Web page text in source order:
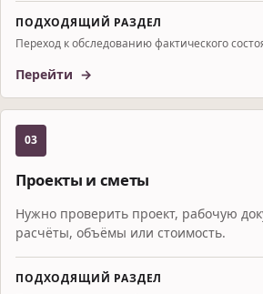
ПОДХОДЯЩИЙ РАЗДЕЛ
Переход к обследованию фактического
Перейти
03
Проекты и сметы
Нужно проверить проект, рабочую
расчёты, объёмы или стоимость.
ПОДХОДЯЩИЙ РАЗДЕЛ